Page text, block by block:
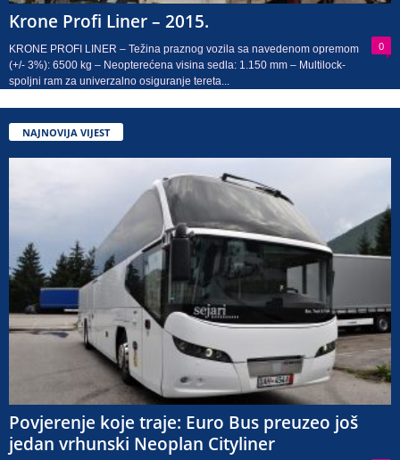
Krone Profi Liner – 2015.
0
KRONE PROFI LINER – Težina praznog vozila sa navedenom opremom
(+/- 3%): 6500 kg – Neopterećena visina sedla: 1.150 mm – Multilock-
spoljni ram za univerzalno osiguranje tereta...
NAJNOVIJA VIJEST
Povjerenje koje traje: Euro Bus preuzeo još
jedan vrhunski Neoplan Cityliner